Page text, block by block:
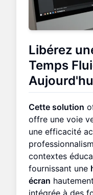
Libérez
Temps
Cette solution
offre une voie
une efficacité
contextes
fournissant une
écran
intégrée à des